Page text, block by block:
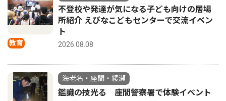
教育
不登校や発達が気になる子ども向けの居場
所紹介 えびなこどもセンターで交流イベン
ト
2026.08.08
海老名・座間・綾瀬
鑑識の技光る 座間警察署で体験イベント